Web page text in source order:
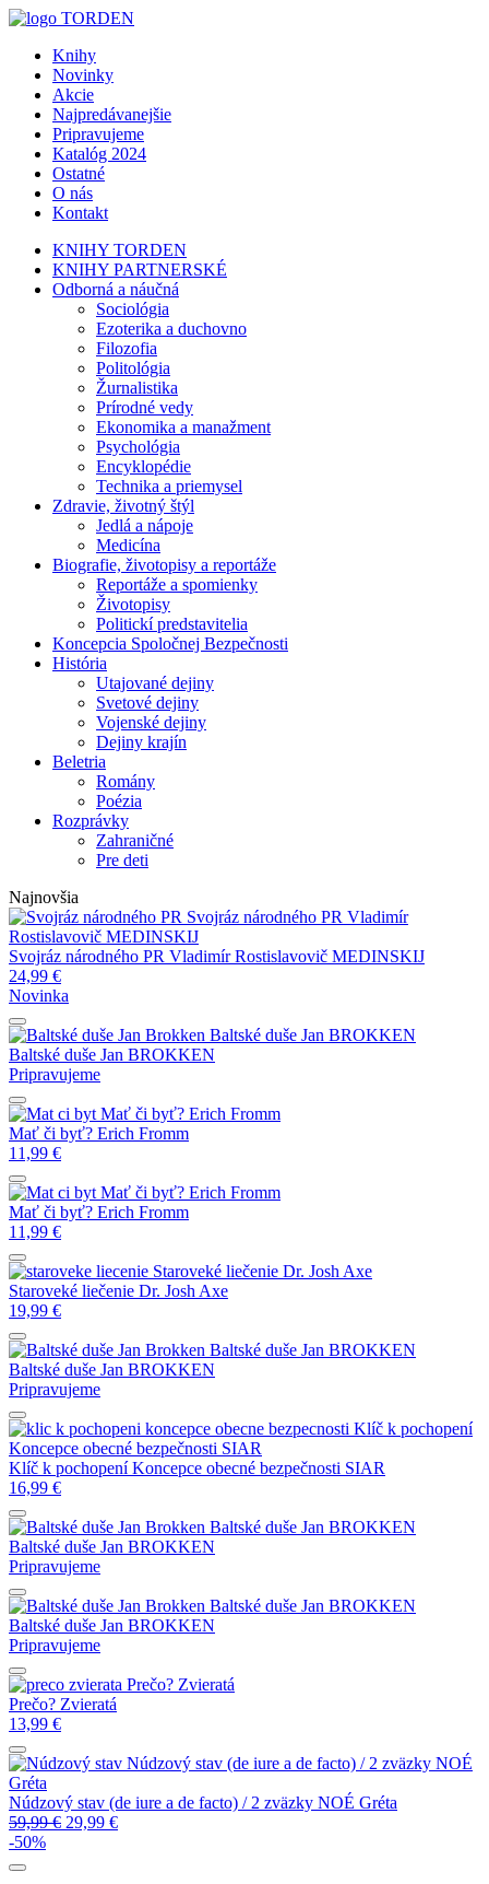
Knihy
Novinky
Akcie
Najpredávanejšie
Pripravujeme
Katalóg 2024
Ostatné
O nás
Kontakt
KNIHY TORDEN
KNIHY PARTNERSKÉ
Odborná a náučná
Sociológia
Ezoterika a duchovno
Filozofia
Politológia
Žurnalistika
Prírodné vedy
Ekonomika a manažment
Psychológia
Encyklopédie
Technika a priemysel
Zdravie, životný štýl
Jedlá a nápoje
Medicína
Biografie, životopisy a reportáže
Reportáže a spomienky
Životopisy
Politickí predstavitelia
Koncepcia Spoločnej Bezpečnosti
História
Utajované dejiny
Svetové dejiny
Vojenské dejiny
Dejiny krajín
Beletria
Romány
Poézia
Rozprávky
Zahraničné
Pre deti
Najnovšia
Svojráz národného PR Vladimír
Rostislavovič MEDINSKIJ
Svojráz národného PR Vladimír Rostislavovič MEDINSKIJ
24,99 €
Novinka
Baltské duše Jan BROKKEN
Baltské duše Jan BROKKEN
Pripravujeme
Mať či byť? Erich Fromm
Mať či byť? Erich Fromm
11,99 €
Mať či byť? Erich Fromm
Mať či byť? Erich Fromm
11,99 €
Staroveké liečenie Dr. Josh Axe
Staroveké liečenie Dr. Josh Axe
19,99 €
Baltské duše Jan BROKKEN
Baltské duše Jan BROKKEN
Pripravujeme
Klíč k pochopení
Koncepce obecné bezpečnosti SIAR
Klíč k pochopení Koncepce obecné bezpečnosti SIAR
16,99 €
Baltské duše Jan BROKKEN
Baltské duše Jan BROKKEN
Pripravujeme
Baltské duše Jan BROKKEN
Baltské duše Jan BROKKEN
Pripravujeme
Prečo? Zvieratá
Prečo? Zvieratá
13,99 €
Núdzový stav (de iure a de facto) / 2 zväzky NOÉ
Gréta
Núdzový stav (de iure a de facto) / 2 zväzky NOÉ Gréta
59,99€ 29,99 €
-50%